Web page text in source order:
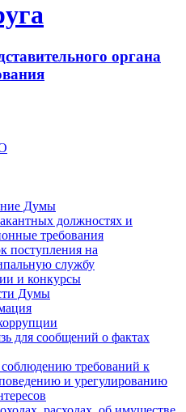
органа
Думы
должностях и
требования
поступления на
службу
и конкурсы
Думы
для сообщений о фактах
требований к
и урегулированию